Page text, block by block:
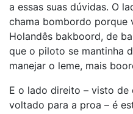
a essas suas dúvidas. O
chama bombordo porque
Holandês bakboord, de
que o piloto se mantinha
manejar o leme, mais
E o lado direito – visto de
voltado para a proa – é